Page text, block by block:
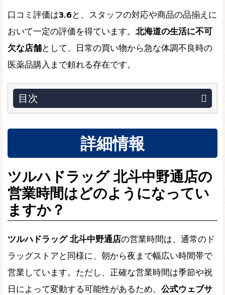
口コミ評価は3.6 と、スタッフの対応や商品の品揃えに
おいて一定の評価を得ています。 北海道の生活に不可
欠な店舗として、日常の買い物から急な体調不良時の
医薬品購入まで頼れる存在です。
目次
詳細情報
ツルハドラッグ 北斗中野通店の
営業時間はどのようになってい
ますか？
ツルハドラッグ 北斗中野通店の営業時間は、通常のド
ラッグストアと同様に、朝から夜まで幅広い時間帯で
営業しています。ただし、正確な営業時間は季節や祝
日によって変動する可能性があるため、 公式ウェブサ